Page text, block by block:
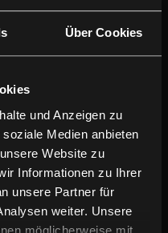
Über Cookies
und Anzeigen zu
Medien anbieten
Website zu
Informationen zu Ihrer
unsere Partner für
weiter. Unsere
möglicherweise mit
Kanon, Patrick
Starke Frauen Filmpakets
Preisgekrönt
Frau, die sich
ihres Lebens stellt. Es ist ein